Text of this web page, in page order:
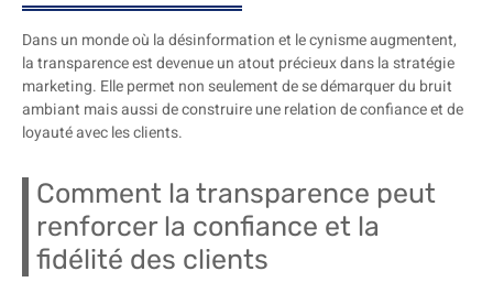
Dans un monde où la désinformation et le cynisme augmentent,
la transparence est devenue un atout précieux dans la stratégie
marketing. Elle permet non seulement de se démarquer du bruit
ambiant mais aussi de construire une relation de confiance et de
loyauté avec les clients.
Comment la transparence peut
renforcer la confiance et la
fidélité des clients